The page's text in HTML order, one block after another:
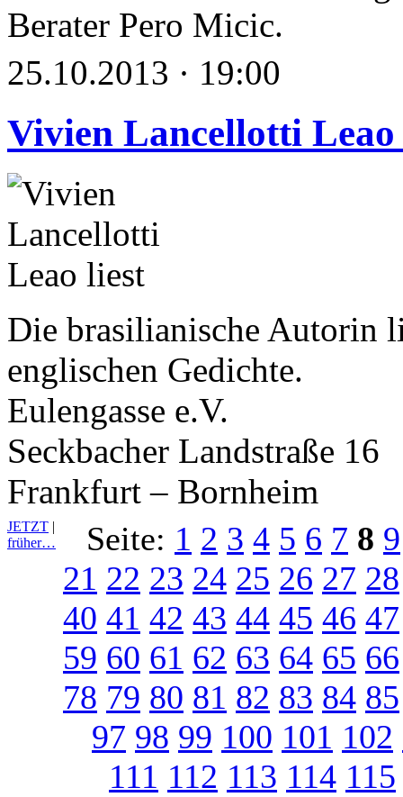
Berater Pero Micic.
25.10.2013 · 19:00
Vivien Lancellotti Leao
Die brasilianische Autorin
englischen Gedichte.
Eulengasse e.V.
Seckbacher Landstraße 16
Frankfurt – Bornheim
JETZT |
früher…
Seite: 1 2 3 4 5 6 7 8 9
21 22 23 24 25 26 27 28
40 41 42 43 44 45 46 47
59 60 61 62 63 64 65 66
78 79 80 81 82 83 84 85
97 98 99 100 101 102
111 112 113 114 115